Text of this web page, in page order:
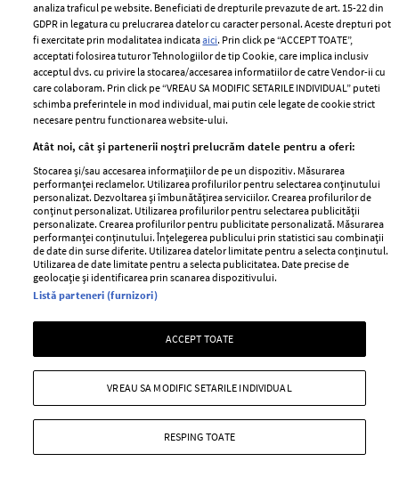
organismul, așa că ți-am pregătit 10 metode pe care le
poți încerca.
+ MAI MULTE
MAI MULTE ARTICOLE
Urmareste-ne pe:
analiza traficul pe website. Beneficiati de drepturile prevazute de art. 15-22 din
GDPR in legatura cu prelucrarea datelor cu caracter personal. Aceste drepturi pot
fi exercitate prin modalitatea indicataaici. Prin click pe “ACCEPT TOATE”,
acceptati folosirea tuturor Tehnologiilor de tip Cookie, care implica inclusiv
acceptul dvs. cu privire la stocarea/accesarea informatiilor de catre Vendor-ii cu
care colaboram. Prin click pe “VREAU SA MODIFIC SETARILE INDIVIDUAL” puteti
schimba preferintele in mod individual, mai putin cele legate de cookie strict
necesare pentru functionarea website-ului.
Atât noi, cât și partenerii noștri prelucrăm datele pentru a oferi:
Stocarea și/sau accesarea informațiilor de pe un dispozitiv. Măsurarea
performanței reclamelor. Utilizarea profilurilor pentru selectarea conținutului
personalizat. Dezvoltarea și îmbunătățirea serviciilor. Crearea profilurilor de
conținut personalizat. Utilizarea profilurilor pentru selectarea publicității
personalizate. Crearea profilurilor pentru publicitate personalizată. Măsurarea
performanței conținutului. Înțelegerea publicului prin statistici sau combinații
de date din surse diferite. Utilizarea datelor limitate pentru a selecta conținutul.
Utilizarea de date limitate pentru a selecta publicitatea. Date precise de
geolocație și identificarea prin scanarea dispozitivului.
Listă parteneri (furnizori)
ACCEPT TOATE
RESPING TOATE
VREAU SA MODIFIC SETARILE INDIVIDUAL